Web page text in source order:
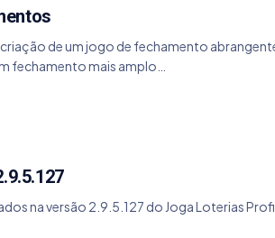
de um jogo de fechamento
fechamento mais amplo…
na versão 2.9.5.127 do Joga Loterias